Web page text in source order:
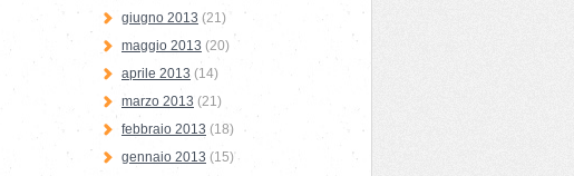
giugno 2013 (21)
maggio 2013 (20)
aprile 2013 (14)
marzo 2013 (21)
febbraio 2013 (18)
gennaio 2013 (15)